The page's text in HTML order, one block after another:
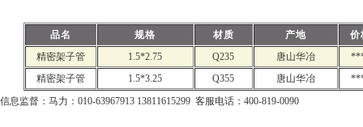
品名 规格 材质 产地
价
精密架子管
1.5*2.75 Q235 唐山华冶
精密架子管
1.5*3.25 Q355 唐山华冶
信息监督：马力：010-63967913 13811615299 客服电话：400-819-0090